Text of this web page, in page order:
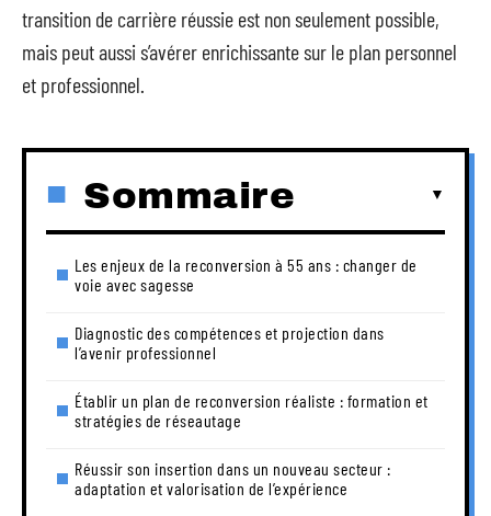
transition de carrière réussie est non seulement possible,
mais peut aussi s’avérer enrichissante sur le plan personnel
et professionnel.
Sommaire
Les enjeux de la reconversion à 55 ans : changer de
voie avec sagesse
Diagnostic des compétences et projection dans
l’avenir professionnel
Établir un plan de reconversion réaliste : formation et
stratégies de réseautage
Réussir son insertion dans un nouveau secteur :
adaptation et valorisation de l’expérience